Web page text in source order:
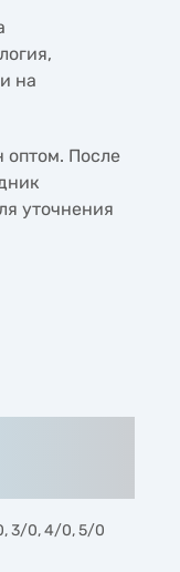
на
оптом. После
уточнения
3/0, 4/0, 5/0